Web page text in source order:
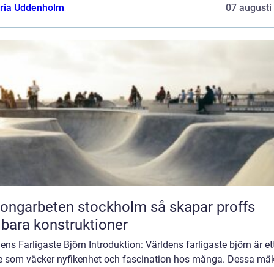
Uddenholm
07 augusti
stockholm så skapar proffs
konstruktioner
Farligaste Björn Introduktion: Världens farligaste björn är
som väcker nyfikenhet och fascination hos många. Dessa